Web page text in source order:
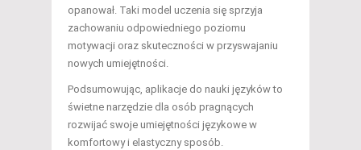
opanował. Taki model uczenia się sprzyja
zachowaniu odpowiedniego poziomu
motywacji oraz skuteczności w przyswajaniu
nowych umiejętności.
Podsumowując, aplikacje do nauki języków to
świetne narzędzie dla osób pragnących
rozwijać swoje umiejętności językowe w
komfortowy i elastyczny sposób.